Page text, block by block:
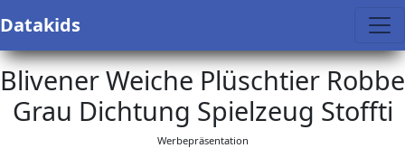
Datakids
Blivener Weiche Plüschtier Robbe
Grau Dichtung Spielzeug Stoffti
Werbepräsentation